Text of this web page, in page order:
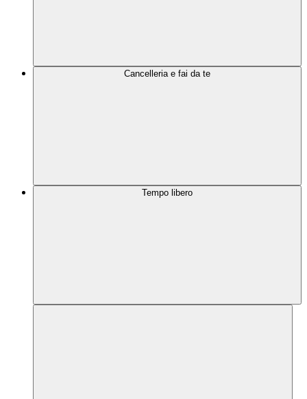
Cancelleria e fai da te
Tempo libero